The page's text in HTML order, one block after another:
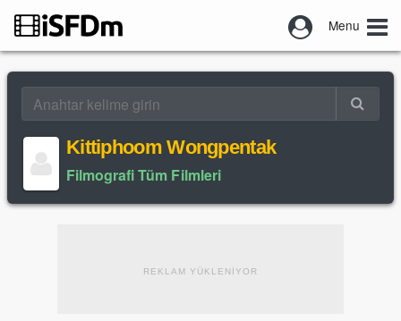
Menu
Kittiphoom Wongpentak
Filmografi Tüm Filmleri
REKLAM YÜKLENİYOR